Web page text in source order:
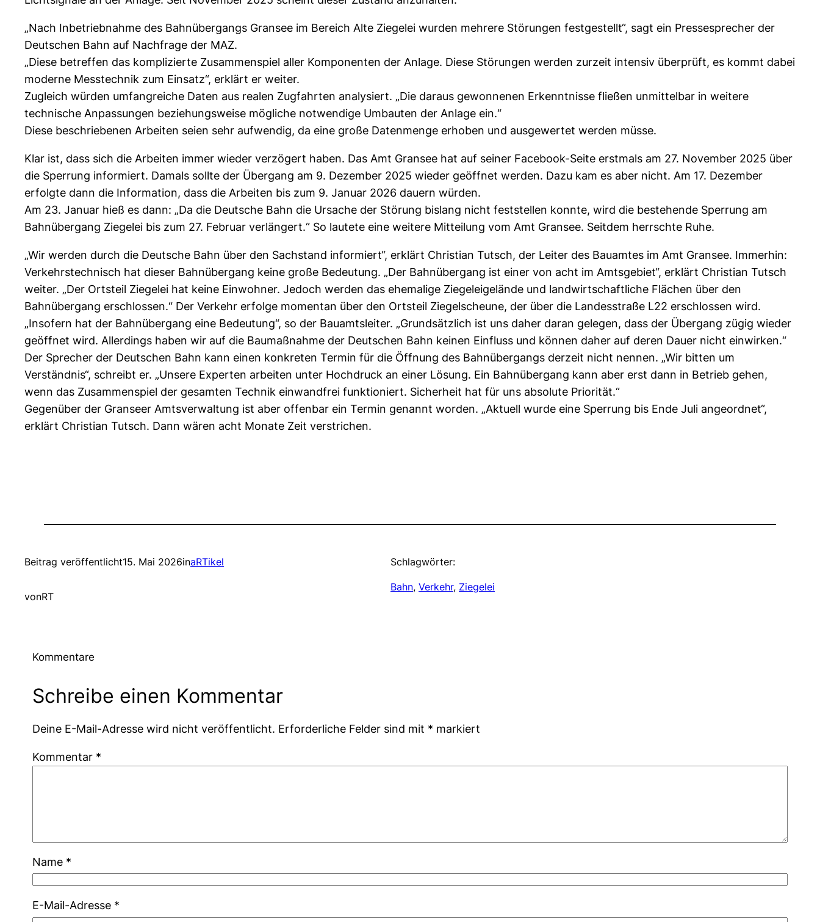
„Nach Inbetriebnahme des Bahnübergangs Gransee im Bereich Alte Ziegelei wurden mehrere Störungen festgestellt“, sagt ein Pressesprecher der
Deutschen Bahn auf Nachfrage der MAZ.
„Diese betreffen das komplizierte Zusammenspiel aller Komponenten der Anlage. Diese Störungen werden zurzeit intensiv überprüft, es kommt dabei
moderne Messtechnik zum Einsatz“, erklärt er weiter.
Zugleich würden umfangreiche Daten aus realen Zugfahrten analysiert. „Die daraus gewonnenen Erkenntnisse fließen unmittelbar in weitere
technische Anpassungen beziehungsweise mögliche notwendige Umbauten der Anlage ein.“
Diese beschriebenen Arbeiten seien sehr aufwendig, da eine große Datenmenge erhoben und ausgewertet werden müsse.
Klar ist, dass sich die Arbeiten immer wieder verzögert haben. Das Amt Gransee hat auf seiner Facebook-Seite erstmals am 27. November 2025 über
die Sperrung informiert. Damals sollte der Übergang am 9. Dezember 2025 wieder geöffnet werden. Dazu kam es aber nicht. Am 17. Dezember
erfolgte dann die Information, dass die Arbeiten bis zum 9. Januar 2026 dauern würden.
Am 23. Januar hieß es dann: „Da die Deutsche Bahn die Ursache der Störung bislang nicht feststellen konnte, wird die bestehende Sperrung am
Bahnübergang Ziegelei bis zum 27. Februar verlängert.“ So lautete eine weitere Mitteilung vom Amt Gransee. Seitdem herrschte Ruhe.
„Wir werden durch die Deutsche Bahn über den Sachstand informiert“, erklärt Christian Tutsch, der Leiter des Bauamtes im Amt Gransee. Immerhin:
Verkehrstechnisch hat dieser Bahnübergang keine große Bedeutung. „Der Bahnübergang ist einer von acht im Amtsgebiet“, erklärt Christian Tutsch
weiter. „Der Ortsteil Ziegelei hat keine Einwohner. Jedoch werden das ehemalige Ziegeleigelände und landwirtschaftliche Flächen über den
Bahnübergang erschlossen.“ Der Verkehr erfolge momentan über den Ortsteil Ziegelscheune, der über die Landesstraße L22 erschlossen wird.
„Insofern hat der Bahnübergang eine Bedeutung“, so der Bauamtsleiter. „Grundsätzlich ist uns daher daran gelegen, dass der Übergang zügig wieder
geöffnet wird. Allerdings haben wir auf die Baumaßnahme der Deutschen Bahn keinen Einfluss und können daher auf deren Dauer nicht einwirken.“
Der Sprecher der Deutschen Bahn kann einen konkreten Termin für die Öffnung des Bahnübergangs derzeit nicht nennen. „Wir bitten um
Verständnis“, schreibt er. „Unsere Experten arbeiten unter Hochdruck an einer Lösung. Ein Bahnübergang kann aber erst dann in Betrieb gehen,
wenn das Zusammenspiel der gesamten Technik einwandfrei funktioniert. Sicherheit hat für uns absolute Priorität.“
Gegenüber der Granseer Amtsverwaltung ist aber offenbar ein Termin genannt worden. „Aktuell wurde eine Sperrung bis Ende Juli angeordnet“,
erklärt Christian Tutsch. Dann wären acht Monate Zeit verstrichen.
Beitrag veröffentlicht15. Mai 2026inaRTikel
vonRT
Schlagwörter:
Bahn, Verkehr, Ziegelei
Kommentare
Schreibe einen Kommentar
Deine E-Mail-Adresse wird nicht veröffentlicht. Erforderliche Felder sind mit * markiert
Kommentar *
Name *
E-Mail-Adresse *